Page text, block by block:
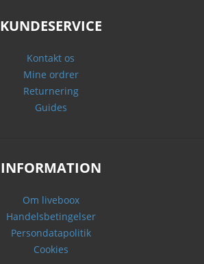
KUNDESERVICE
Kontakt os
Mine ordrer
Returnering
Guides
INFORMATION
Om liveboox
Handelsbetingelser
Persondatapolitik
Cookies